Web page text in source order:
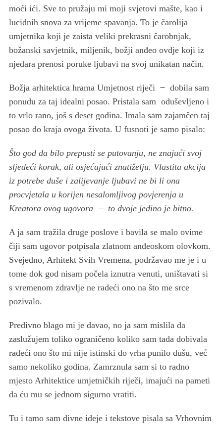
moći ići. Sve to pružaju mi moji svjetovi mašte, kao i
lucidnih snova za vrijeme spavanja. To je čarolija
umjetnika koji je zaista veliki prekrasni čarobnjak,
božanski savjetnik, miljenik, božji anđeo ovdje koji iz
njedara prenosi poruke ljubavi na svoj unikatan način.
Božja arhitektica hrama Umjetnost riječi ̶ dobila sam
ponudu za taj idealni posao. Pristala sam oduševljeno i
to vrlo rano, još s deset godina. Imala sam zajamčen taj
posao do kraja ovoga života. U fusnoti je samo pisalo:
Što god da bilo prepusti se putovanju, ne znajući svoj
sljedeći korak, ali osjećajući znatiželju. Vlastita akcija
iz potrebe duše i zalijevanje ljubavi ne bi li ona
procvjetala u korijen nesalomljivog povjerenja u
Kreatora ovog ugovora ̶ to dvoje jedino je bitno.
A ja sam tražila druge poslove i bavila se malo ovime
čiji sam ugovor potpisala zlatnom anđeoskom olovkom.
Svejedno, Arhitekt Svih Vremena, podržavao me je i u
tome dok god nisam počela iznutra venuti, uništavati si
s vremenom zdravlje ne radeći ono na što me srce
pozivalo.
Predivno blago mi je davao, no ja sam mislila da
zaslužujem toliko ograničeno koliko sam tada dobivala
radeći ono što mi nije istinski do vrha punilo dušu, već
samo nekoliko godina. Zamrznula sam si to radno
mjesto Arhitektice umjetničkih riječi, imajući na pameti
da ću mu se jednom sigurno vratiti.
Tu i tamo sam divne ideje i tekstove pisala sa Vrhovnim